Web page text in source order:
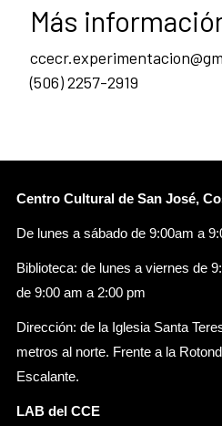
Más
(506) 2257-2919
Centro Cultural de San José,
De lunes a sábado de 9:00am a
Biblioteca: de lunes a viernes de
de 9:00 am a 2:00 pm
Dirección: de la Iglesia Santa
metros al norte. Frente a la
Escalante.
LAB del CCE